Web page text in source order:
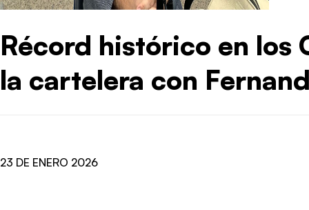
Récord histórico en los
la cartelera con
23 DE ENERO 2026